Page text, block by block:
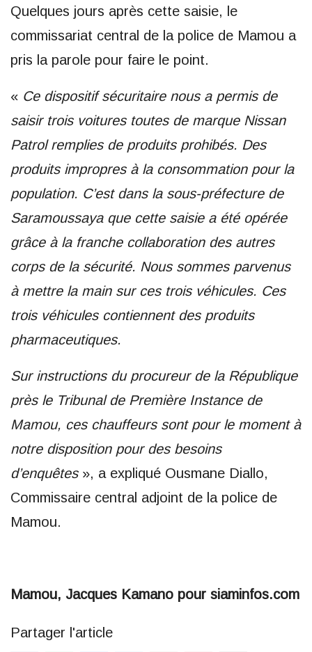
Quelques jours après cette saisie, le
commissariat central de la police de Mamou a
pris la parole pour faire le point.
« Ce dispositif sécuritaire nous a permis de
saisir trois voitures toutes de marque Nissan
Patrol remplies de produits prohibés. Des
produits impropres à la consommation pour la
population. C’est dans la sous-préfecture de
Saramoussaya que cette saisie a été opérée
grâce à la franche collaboration des autres
corps de la sécurité. Nous sommes parvenus
à mettre la main sur ces trois véhicules. Ces
trois véhicules contiennent des produits
pharmaceutiques.
Sur instructions du procureur de la République
près le Tribunal de Première Instance de
Mamou, ces chauffeurs sont pour le moment à
notre disposition pour des besoins
d’enquêtes», a expliqué Ousmane Diallo,
Commissaire central adjoint de la police de
Mamou.
Mamou, Jacques Kamano pour siaminfos.com
Partager l'article